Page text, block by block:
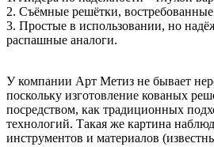
2. Съёмные решётки,
3. Простые в использовании, но
распашные аналоги.
У компании Арт Метиз не бывает
поскольку изготовление кованых
посредством, как традиционных
технологий. Такая же картина
инструментов и материалов